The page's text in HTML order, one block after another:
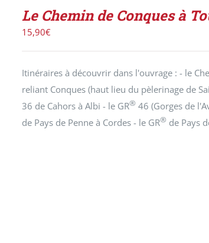
Le Chemin de Conques à
15,90€
Itinéraires à découvrir dans l'ouvrage : - le
reliant Conques (haut lieu du pèlerinage de
36 de Cahors à Albi - le GR® 46 (Gorges de
de Pays de Penne à Cordes - le GR® de Pays